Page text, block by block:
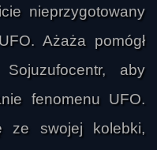
nieprzygotowany
Ażaża pomógł
aby
fenomenu UFO.
ze swojej kolebki,